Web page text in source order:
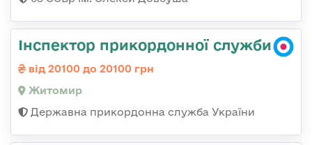
Інспектор прикордонної служби
від 20100 до 20100 грн
Житомир
Державна прикордонна служба України